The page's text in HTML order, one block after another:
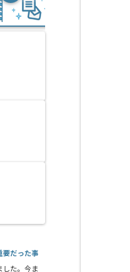
要だった事
した。今ま